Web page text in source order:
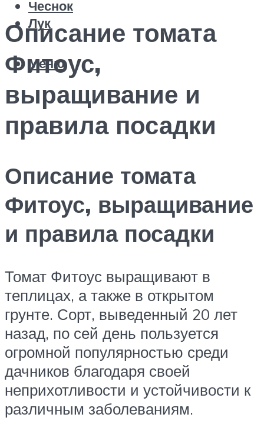
Чеснок
Лук
Меню
Описание томата
Фитоус,
выращивание и
правила посадки
Описание томата
Фитоус, выращивание
и правила посадки
Томат Фитоус выращивают в
теплицах, а также в открытом
грунте. Сорт, выведенный 20 лет
назад, по сей день пользуется
огромной популярностью среди
дачников благодаря своей
неприхотливости и устойчивости к
различным заболеваниям.